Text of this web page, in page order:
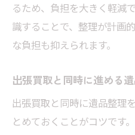
るため、負担を大きく軽減
識することで、整理が計画
な負担も抑えられます。
出張買取と同時に進める
出張買取と同時に遺品整理
とめておくことがコツです